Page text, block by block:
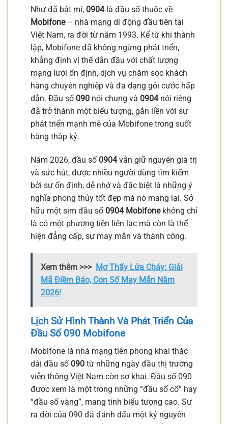
Như đã bật mí, 0904là đầu số thuộc về
Mobifone– nhà mạng di động đầu tiên tại
Việt Nam, ra đời từ năm 1993. Kể từ khi thành
lập, Mobifone đã không ngừng phát triển,
khẳng định vị thế dẫn đầu với chất lượng
mạng lưới ổn định, dịch vụ chăm sóc khách
hàng chuyên nghiệp và đa dạng gói cước hấp
dẫn. Đầu số 090 nói chung và 0904nói riêng
đã trở thành một biểu tượng, gắn liền với sự
phát triển mạnh mẽ của Mobifone trong suốt
hàng thập kỷ.
Năm 2026, đầu số 0904vẫn giữ nguyên giá trị
và sức hút, được nhiều người dùng tìm kiếm
bởi sự ổn định, dễ nhớ và đặc biệt là những ý
nghĩa phong thủy tốt đẹp mà nó mang lại. Sở
hữu một sim đầu số 0904 Mobifonekhông chỉ
là có một phương tiện liên lạc mà còn là thể
hiện đẳng cấp, sự may mắn và thành công.
Xem thêm >>> Mơ Thấy Lửa Cháy: Giải
Mã Điềm Báo, Con Số May Mắn Năm
2026!
Lịch Sử Hình Thành Và Phát Triển Của
Đầu Số 090 Mobifone
Mobifone là nhà mạng tiên phong khai thác
dải đầu số 090 từ những ngày đầu thị trường
viễn thông Việt Nam còn sơ khai. Đầu số 090
được xem là một trong những “đầu số cổ” hay
“đầu số vàng”, mang tính biểu tượng cao. Sự
ra đời của 090 đã đánh dấu một kỷ nguyên